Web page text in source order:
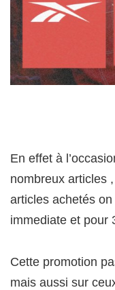
En effet à
nombreux articles
articles achetés
immediate et pour
Cette promotion
mais aussi sur